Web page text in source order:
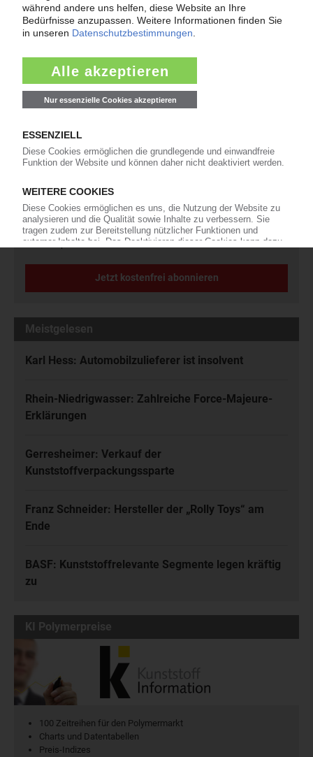
Newsletter
Die wichtigsten Nachrichten und Neuigkeiten aus der
Kunststoffbranche – jeden Tag brandaktuell!
Ich habe dieDatenschutzbestimmungenzur Kenntnis genommen
und akzeptiere diese.
Jetzt kostenfrei abonnieren
Meistgelesen
Karl Hess: Automobilzulieferer ist insolvent
Rhein-Niedrigwasser: Zahlreiche Force-Majeure-
Erklärungen
Gerresheimer: Verkauf der
Kunststoffverpackungssparte
Franz Schneider: Hersteller der „Rolly Toys“ am
Ende
BASF: Kunststoffrelevante Segmente legen kräftig
zu
KI Polymerpreise
100 Zeitreihen für den Polymermarkt
Charts und Datentabellen
Preis-Indizes